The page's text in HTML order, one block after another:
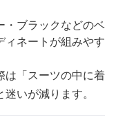
・ブラックなどのベ
ィネートが組みやす
は「スーツの中に着
いが減ります。